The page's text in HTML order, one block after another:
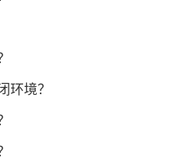
环境？